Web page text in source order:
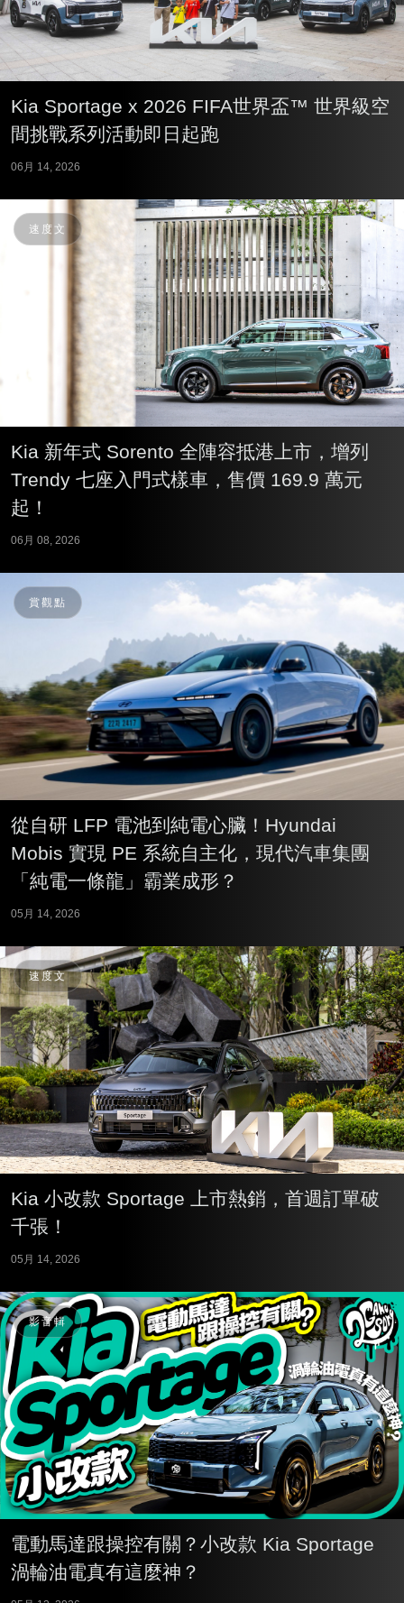
Kia Sportage x 2026 FIFA世界盃™ 世界級空
間挑戰系列活動即日起跑
06月 14, 2026
速度文
Kia 新年式 Sorento 全陣容抵港上市，增列
Trendy 七座入門式樣車，售價 169.9 萬元
起！
06月 08, 2026
賞觀點
從自研 LFP 電池到純電心臟！Hyundai
Mobis 實現 PE 系統自主化，現代汽車集團
「純電一條龍」霸業成形？
05月 14, 2026
速度文
Kia 小改款 Sportage 上市熱銷，首週訂單破
千張！
05月 14, 2026
影音輯
電動馬達跟操控有關？小改款 Kia Sportage
渦輪油電真有這麼神？